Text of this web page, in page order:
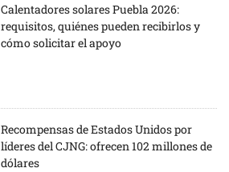
Calentadores solares Puebla 2026:
requisitos, quiénes pueden recibirlos y
cómo solicitar el apoyo
Recompensas de Estados Unidos por
líderes del CJNG: ofrecen 102 millones de
dólares